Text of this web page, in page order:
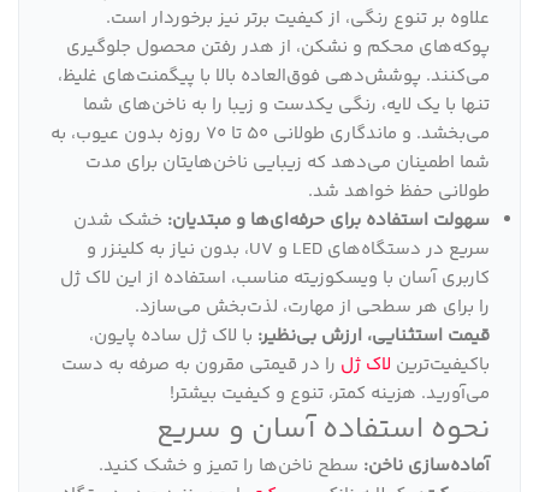
علاوه بر تنوع رنگی، از کیفیت برتر نیز برخوردار است.
پوکه‌های محکم و نشکن، از هدر رفتن محصول جلوگیری
می‌کنند. پوشش‌دهی فوق‌العاده بالا با پیگمنت‌های غلیظ،
تنها با یک لایه، رنگی یکدست و زیبا را به ناخن‌های شما
می‌بخشد. و ماندگاری طولانی 50 تا 70 روزه بدون عیوب، به
شما اطمینان می‌دهد که زیبایی ناخن‌هایتان برای مدت
طولانی حفظ خواهد شد.
سهولت استفاده برای حرفه‌ای‌ها و مبتدیان: خشک شدن
سریع در دستگاه‌های LED و UV، بدون نیاز به کلینزر و
کاربری آسان با ویسکوزیته مناسب، استفاده از این لاک ژل
را برای هر سطحی از مهارت، لذت‌بخش می‌سازد.
قیمت استثنایی، ارزش بی‌نظیر: با لاک ژل ساده پایون،
باکیفیت‌ترین لاک ژل را در قیمتی مقرون به صرفه به دست
می‌آورید. هزینه کمتر، تنوع و کیفیت بیشتر!
نحوه استفاده آسان و سریع
آماده‌سازی ناخن: سطح ناخن‌ها را تمیز و خشک کنید.